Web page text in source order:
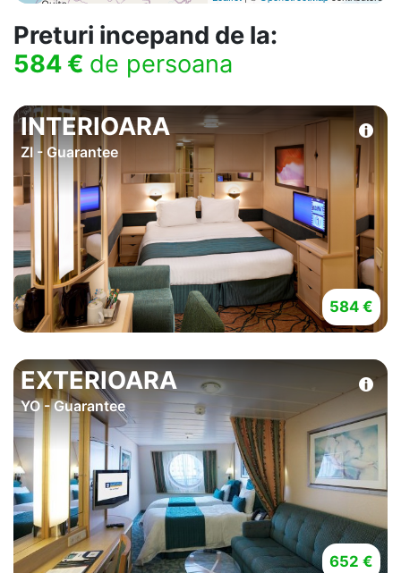
Preturi incepand de la:
584 € de persoana
INTERIOARA
ZI - Guarantee
584 €
EXTERIOARA
YO - Guarantee
652 €